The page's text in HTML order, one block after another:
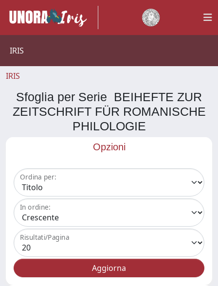
IRIS
IRIS
Sfoglia per Serie BEIHEFTE ZUR
ZEITSCHRIFT FÜR ROMANISCHE
PHILOLOGIE
Opzioni
Ordina per:
In ordine:
Risultati/Pagina